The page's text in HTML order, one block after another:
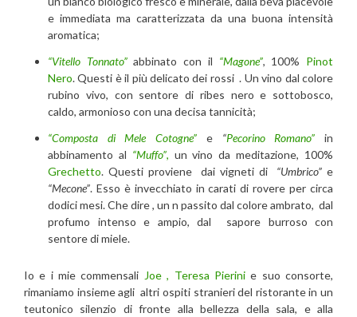
e immediata ma caratterizzata da una buona intensità
aromatica;
“Vitello Tonnato” abbinato con il “Magone”, 100% Pinot
Nero. Questi è il più delicato dei rossi . Un vino dal colore
rubino vivo, con sentore di ribes nero e sottobosco,
caldo, armonioso con una decisa tannicità;
“Composta di Mele Cotogne” e “Pecorino Romano”
in
abbinamento al “Muffo”, un vino da meditazione, 100%
Grechetto. Questi proviene dai vigneti di “Umbrico” e
“Mecone”. Esso è invecchiato in carati di rovere per circa
dodici mesi. Che dire , un n passito dal colore ambrato, dal
profumo intenso e ampio, dal sapore burroso con
sentore di miele.
Io e i mie commensali Joe , Teresa Pierinie suo consorte,
rimaniamo insieme agli altri ospiti stranieri del ristorante in un
teutonico silenzio di fronte alla bellezza della sala, e alla